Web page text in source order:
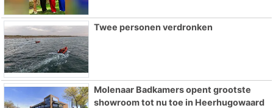
Twee personen verdronken
Molenaar Badkamers opent grootste
showroom tot nu toe in Heerhugowaard